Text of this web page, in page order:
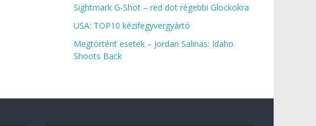
Sightmark G-Shot – red dot régebbi Glockokra
USA: TOP10 kézifegyvergyártó
Megtörtént esetek – Jordan Salinas: Idaho
Shoots Back